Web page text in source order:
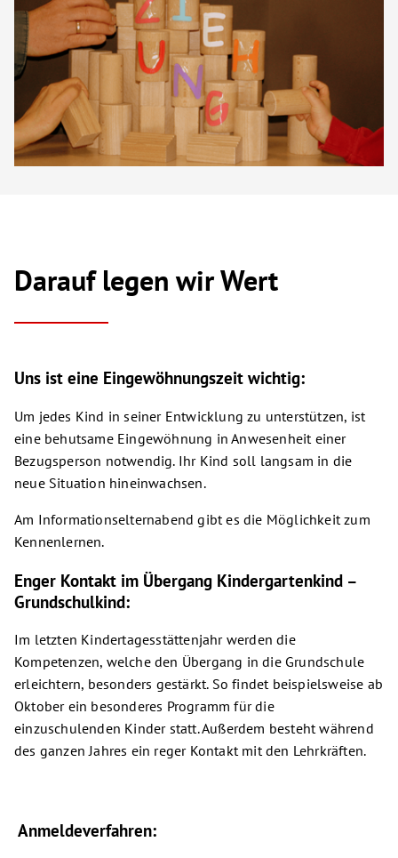
Darauf legen wir Wert
Uns ist eine Eingewöhnungszeit wichtig:
Um jedes Kind in seiner Entwicklung zu unterstützen, ist
eine behutsame Eingewöhnung in Anwesenheit einer
Bezugsperson notwendig. Ihr Kind soll langsam in die
neue Situation hineinwachsen.
Am Informationselternabend gibt es die Möglichkeit zum
Kennenlernen.
Enger Kontakt im Übergang Kindergartenkind –
Grundschulkind:
Im letzten Kindertagesstättenjahr werden die
Kompetenzen, welche den Übergang in die Grundschule
erleichtern, besonders gestärkt. So findet beispielsweise ab
Oktober ein besonderes Programm für die
einzuschulenden Kinder statt. Außerdem besteht während
des ganzen Jahres ein reger Kontakt mit den Lehrkräften.
Anmeldeverfahren: